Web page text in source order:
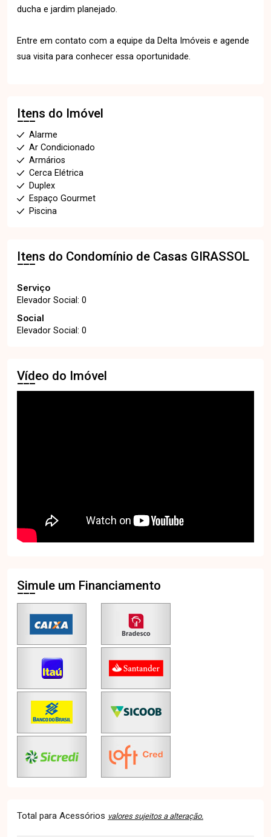
ducha e jardim planejado.
Entre em contato com a equipe da Delta Imóveis e agende
sua visita para conhecer essa oportunidade.
Itens do Imóvel
Alarme
Ar Condicionado
Armários
Cerca Elétrica
Duplex
Espaço Gourmet
Piscina
Itens do Condomínio de Casas GIRASSOL
Serviço
Elevador Social: 0
Social
Elevador Social: 0
Vídeo do Imóvel
Simule um Financiamento
Total para Acessórios valores sujeitos a alteração.